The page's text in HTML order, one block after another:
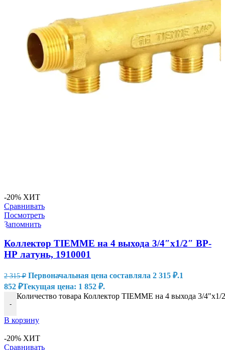
-20% ХИТ
Сравнивать
Посмотреть
Запомнить
Коллектор TIEMME на 4 выхода 3/4″x1/2″ ВР-
НР латунь, 1910001
2 315₽ Первоначальная цена составляла 2 315 ₽.1
852 ₽Текущая цена: 1 852 ₽.
-
Количество товара Коллектор TIEMME на 4 выхода 3/
В корзину
-20% ХИТ
Сравнивать